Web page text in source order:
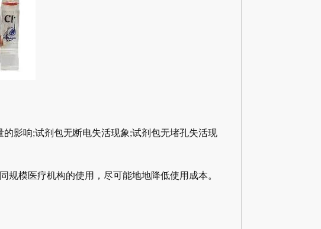
影响;试剂包无断电失活现象;试剂包无堵孔失活现
模医疗机构的使用，尽可能地地降低使用成本。